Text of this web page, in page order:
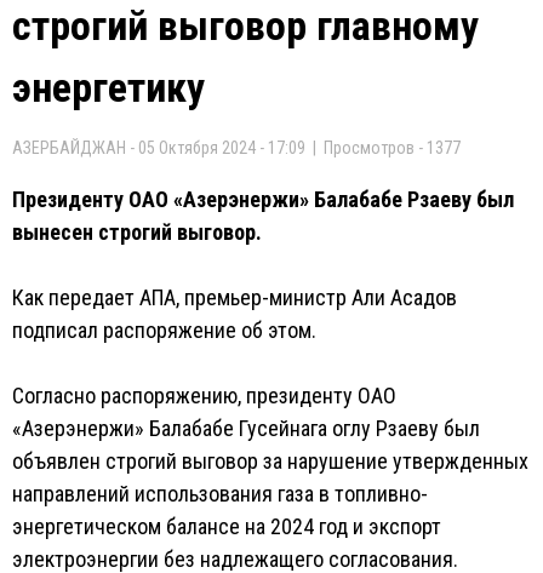
строгий выговор главному
энергетику
АЗЕРБАЙДЖАН - 05 Октября 2024 - 17:09 | Просмотров - 1377
Президенту ОАО «Азерэнержи» Балабабе Рзаеву был
вынесен строгий выговор.
Как передает АПА, премьер-министр Али Асадов
подписал распоряжение об этом.
Согласно распоряжению, президенту ОАО
«Азерэнержи» Балабабе Гусейнага оглу Рзаеву был
объявлен строгий выговор за нарушение утвержденных
направлений использования газа в топливно-
энергетическом балансе на 2024 год и экспорт
электроэнергии без надлежащего согласования.